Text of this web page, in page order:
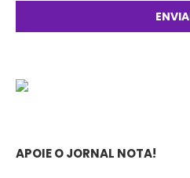
APOIE O JORNAL NOTA!